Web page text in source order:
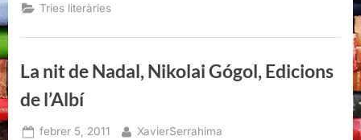
Tries literàries
La nit de Nadal, Nikolai Gógol, Edicions
de l’Albí
Posted
febrer 5, 2011 By
XavierSerrahima